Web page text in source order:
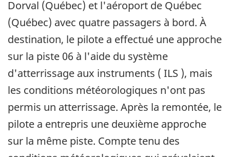
Dorval (Québec) et l'aéroport de Québec
(Québec) avec quatre passagers à bord. À
destination, le pilote a effectué une approche
sur la piste 06 à l'aide du système
d'atterrissage aux instruments ( ILS ), mais
les conditions météorologiques n'ont pas
permis un atterrissage. Après la remontée, le
pilote a entrepris une deuxième approche
sur la même piste. Compte tenu des